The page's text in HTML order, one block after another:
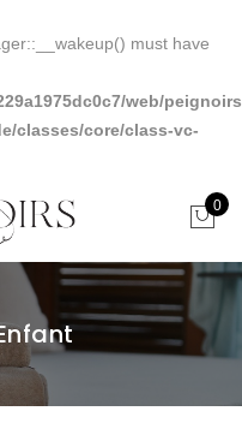
must have
web/
classes/core/class-vc-
0